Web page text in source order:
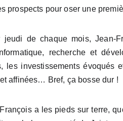
prospects pour oser une
jeudi de chaque mois, Jean-
recherche et
les investissements évoqués
affinées… Bref, ça bosse dur !
a les pieds sur terre,